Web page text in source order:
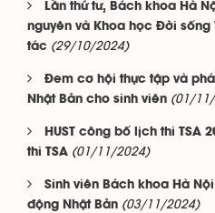
Lần thứ tư, Bách khoa Hà
nguyên và Khoa học Đời
tác (29/10/2024)
Đem cơ hội thực tập và
Nhật Bản cho sinh viên (01/
HUST công bố lịch thi TSA
thi TSA (01/11/2024)
Sinh viên Bách khoa Hà
động Nhật Bản (03/11/2024)